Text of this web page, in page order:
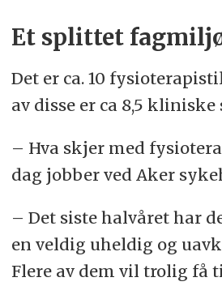
Et splittet
Det er ca. 10
av disse er ca 8,5
– Hva skjer med
dag jobber ved Aker
– Det siste halvåret har
en veldig uheldig og
Flere av dem vil trolig få